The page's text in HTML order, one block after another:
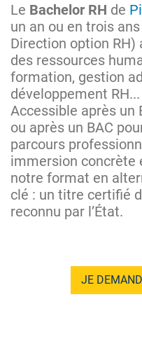
Le Bachelor RH de
un an ou en trois
Direction option
des ressources
formation, gestion
développement RH...
Accessible après un
ou après un BAC
parcours
immersion concrète
notre format en
clé : un titre certifié
reconnu par l’État.
JE